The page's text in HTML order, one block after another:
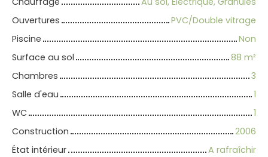
Ouvertures
PVC/Double vitrage
Piscine
Non
Surface au sol
88 m²
Chambres
3
Salle d'eau
1
WC
1
Construction
2006
État intérieur
A rafraîchir